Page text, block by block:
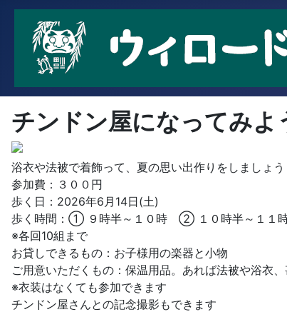
チンドン屋になってみよ
浴衣や法被で着飾って、夏の思い出作りをしましょう
参加費：３００円
歩く日：2026年6月14日(土)
歩く時間：① ９時半～１０時 ② １０時半～１１
※各回10組まで
お貸しできるもの：お子様用の楽器と小物
ご用意いただくもの：保温用品。あれば法被や浴衣
※衣装はなくても参加できます
チンドン屋さんとの記念撮影もできます